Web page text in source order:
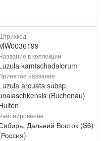
в коллекции
kamtschadalorum
название
arcuata subsp.
(Buchenau)
Дальний Восток (S6)